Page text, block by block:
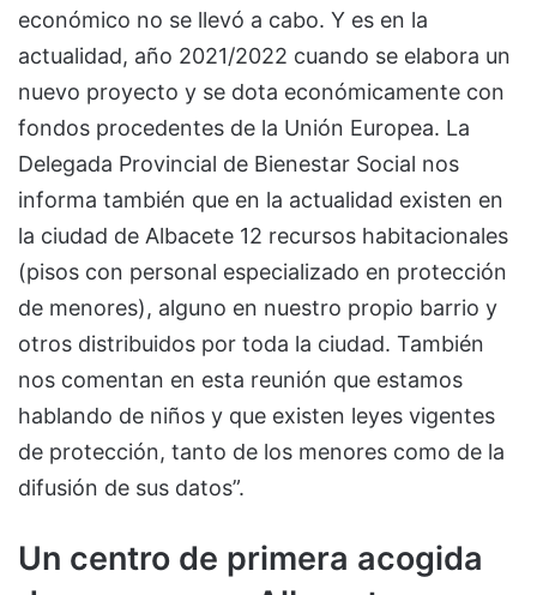
económico no se llevó a cabo. Y es en la
actualidad, año 2021/2022 cuando se elabora un
nuevo proyecto y se dota económicamente con
fondos procedentes de la Unión Europea. La
Delegada Provincial de Bienestar Social nos
informa también que en la actualidad existen en
la ciudad de Albacete 12 recursos habitacionales
(pisos con personal especializado en protección
de menores), alguno en nuestro propio barrio y
otros distribuidos por toda la ciudad. También
nos comentan en esta reunión que estamos
hablando de niños y que existen leyes vigentes
de protección, tanto de los menores como de la
difusión de sus datos”.
Un centro de primera acogida